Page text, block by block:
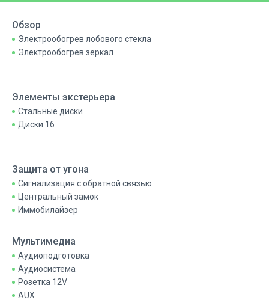
Обзор
Электрообогрев лобового стекла
Электрообогрев зеркал
Элементы экстерьера
Стальные диски
Диски 16
Защита от угона
Сигнализация с обратной связью
Центральный замок
Иммобилайзер
Мультимедиа
Аудиоподготовка
Аудиосистема
Розетка 12V
AUX